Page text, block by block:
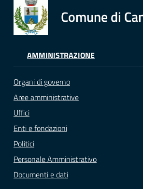
Comune di
AMMINISTRAZIONE
Organi di governo
Aree amministrative
Uffici
Enti e fondazioni
Politici
Personale Amministrativo
Documenti e dati